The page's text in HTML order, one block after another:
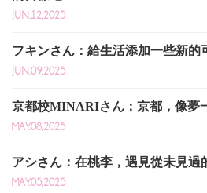
JUN.12,2025
フキンさん：給生活添加一些新的
JUN.09,2025
京都校MINARIさん：京都，像夢
MAY.08,2025
アシさん：在桃李，遇見從未見
MAY.05,2025